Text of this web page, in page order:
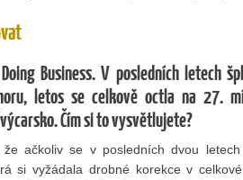
Business. V posledních letech
letos se celkově octla na 27.
Čím si to vysvětlujete?
ačkoliv se v posledních dvou
si vyžádala drobné korekce v